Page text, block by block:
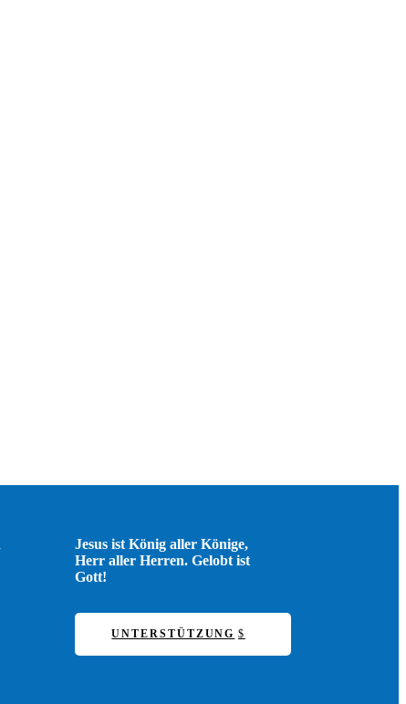
Jesus ist König aller Könige,
Herr aller Herren. Gelobt ist
Gott!
UNTERSTÜTZUNG